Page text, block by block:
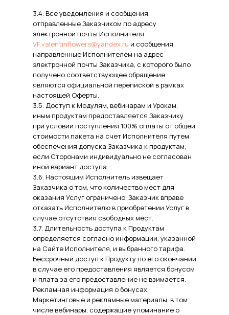
3.4. Все уведомления и сообщения,
отправленные Заказчиком по адресу
электронной почты Исполнителя
VF.valentinflowers@yandex.ru и сообщения,
направленные Исполнителем на адрес
электронной почты Заказчика, с которого было
получено соответствующее обращение
являются официальной перепиской в рамках
настоящей Оферты.
3.5. Доступ к Модулям, вебинарам и Урокам,
иным продуктам предоставляется Заказчику
при условии поступления 100% оплаты от общей
стоимости пакета на счет Исполнителя путем
обеспечения допуска Заказчика к продуктам,
если Сторонами индивидуально не согласован
иной вариант доступа.
3.6. Настоящим Исполнитель извещает
Заказчика о том, что количество мест для
оказания Услуг ограничено. Заказчик вправе
отказать Исполнителю в приобретении Услуг в
случае отсутствия свободных мест.
3.7. Длительность доступа к Продуктам
определяется согласно информации, указанной
на Сайте Исполнителя, и выбранного тарифа.
Бессрочный доступ к Продукту по его окончании
в случае его предоставления является бонусом
и плата за его предоставление не взимается.
Рекламная информация о бонусах.
Маркетинговые и рекламные материалы, в том
числе вебинары, содержащие упоминание о